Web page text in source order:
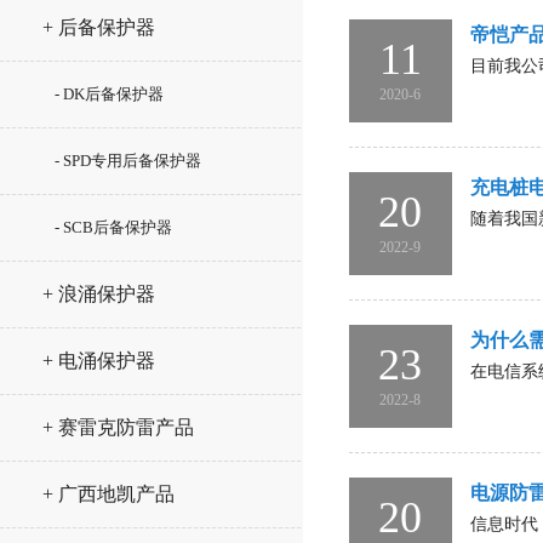
+ 后备保护器
- DK后备保护器
- SPD专用后备保护器
- SCB后备保护器
+ 浪涌保护器
+ 电涌保护器
+ 赛雷克防雷产品
+ 广西地凯产品
11
2020-6
帝恺产
目前我
20
2022-9
充电桩
随着我
23
2022-8
为什么
在电信系
20
电源防
信息时代